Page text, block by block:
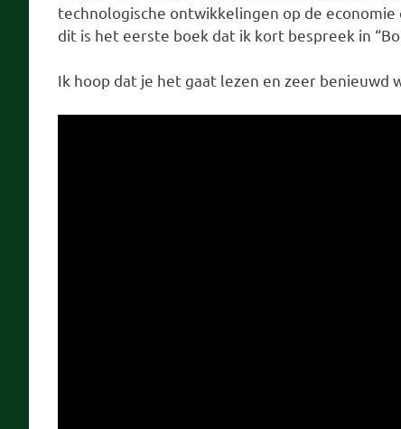
technologische ontwikkelingen op de
dit is het eerste boek dat ik kort bespreek in
Ik hoop dat je het gaat lezen en zeer benieuwd